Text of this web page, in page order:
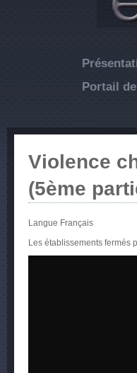
Portail
Violence
(5ème
Langue Français
Les établissements fermés